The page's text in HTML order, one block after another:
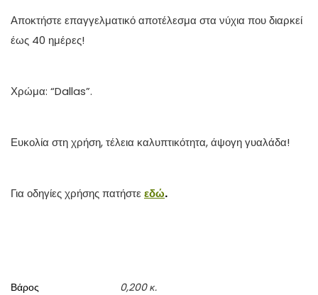
Αποκτήστε επαγγελματικό αποτέλεσμα στα νύχια που διαρκεί
έως 40 ημέρες!
Χρώμα: “Dallas”.
Ευκολία στη χρήση, τέλεια καλυπτικότητα, άψογη γυαλάδα!
Για οδηγίες χρήσης πατήστεεδώ.
Βάρος 0,200 κ.